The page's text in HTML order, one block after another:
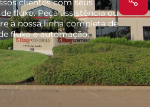
fluxo. Peça assistência ou
a nossa linha completa de
fluxo e automação.